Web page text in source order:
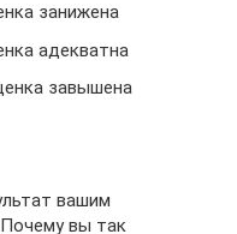
занижена
адекватна
завышена
вашим
вы так